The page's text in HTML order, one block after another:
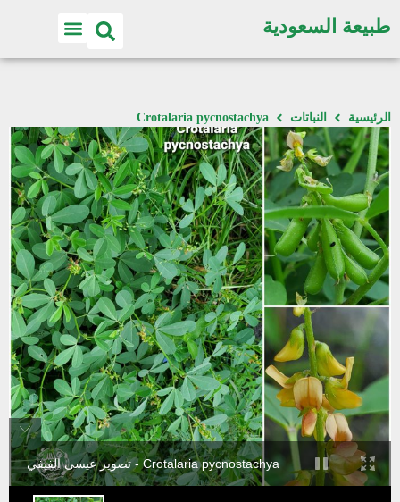
طبيعة السعودية
الرئيسية النباتات Crotalaria pycnostachya
Crotalaria pycnostachya - تصوير عيسى الفيفي